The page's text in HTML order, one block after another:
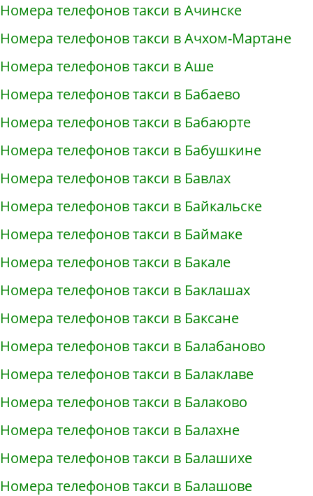
Номера телефонов такси в Ачинске
Номера телефонов такси в Ачхом-Мартане
Номера телефонов такси в Аше
Номера телефонов такси в Бабаево
Номера телефонов такси в Бабаюрте
Номера телефонов такси в Бабушкине
Номера телефонов такси в Бавлах
Номера телефонов такси в Байкальске
Номера телефонов такси в Баймаке
Номера телефонов такси в Бакале
Номера телефонов такси в Баклашах
Номера телефонов такси в Баксане
Номера телефонов такси в Балабаново
Номера телефонов такси в Балаклаве
Номера телефонов такси в Балаково
Номера телефонов такси в Балахне
Номера телефонов такси в Балашихе
Номера телефонов такси в Балашове